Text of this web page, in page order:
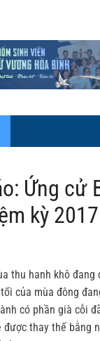
Ứng cử
kỳ
thu hanh khô đang
của mùa đông
có phần già cỗi
được thay thế bằng